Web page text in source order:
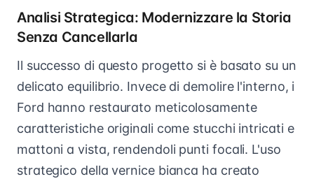
Analisi Strategica: Modernizzare la Storia
Senza Cancellarla
Il successo di questo progetto si è basato su un
delicato equilibrio. Invece di demolire l'interno, i
Ford hanno restaurato meticolosamente
caratteristiche originali come stucchi intricati e
mattoni a vista, rendendoli punti focali. L'uso
strategico della vernice bianca ha creato